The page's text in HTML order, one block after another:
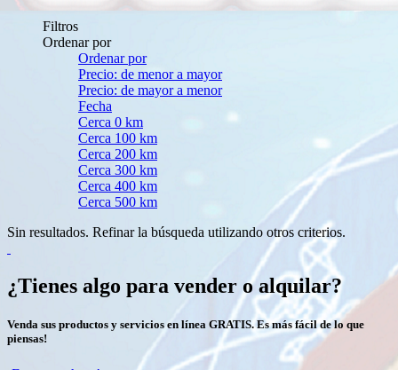
Filtros
Ordenar por
Ordenar por
Precio: de menor a mayor
Precio: de mayor a menor
Fecha
Cerca 0 km
Cerca 100 km
Cerca 200 km
Cerca 300 km
Cerca 400 km
Cerca 500 km
Sin resultados. Refinar la búsqueda utilizando otros criterios.
¿Tienes algo para vender o alquilar?
Venda sus productos y servicios en línea GRATIS. Es más fácil de lo que
piensas!